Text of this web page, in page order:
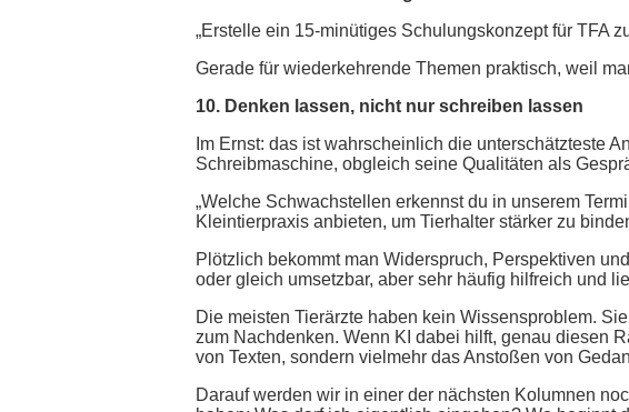
„Erstelle ein 15-minütiges Schulungskonzept für TFA
Gerade für wiederkehrende Themen praktisch, weil
10. Denken lassen, nicht nur schreiben lassen
Im Ernst: das ist wahrscheinlich die unterschätzteste
Schreibmaschine, obgleich seine Qualitäten als
„Welche Schwachstellen erkennst du in unserem
Kleintierpraxis anbieten, um Tierhalter stärker zu
Plötzlich bekommt man Widerspruch, Perspektiven
oder gleich umsetzbar, aber sehr häufig hilfreich und
Die meisten Tierärzte haben kein Wissensproblem.
zum Nachdenken. Wenn KI dabei hilft, genau diesen
von Texten, sondern vielmehr das Anstoßen von
Darauf werden wir in einer der nächsten Kolumnen